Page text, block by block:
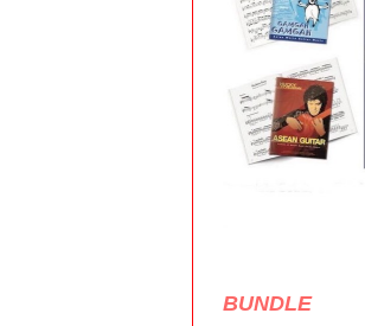
BUNDLE